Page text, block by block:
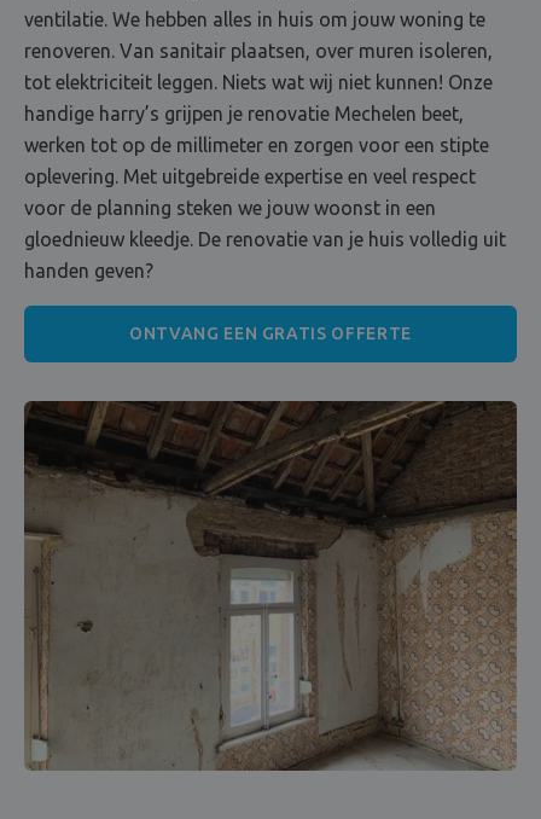
ventilatie. We hebben alles in huis om jouw woning te
renoveren. Van sanitair plaatsen, over muren isoleren,
tot elektriciteit leggen. Niets wat wij niet kunnen! Onze
handige harry’s grijpen je renovatie Mechelen beet,
werken tot op de millimeter en zorgen voor een stipte
oplevering. Met uitgebreide expertise en veel respect
voor de planning steken we jouw woonst in een
gloednieuw kleedje. De renovatie van je huis volledig uit
handen geven?
ONTVANG EEN GRATIS OFFERTE